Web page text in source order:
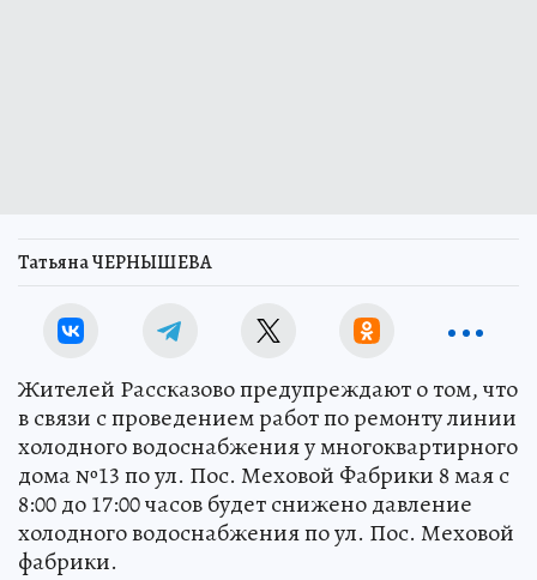
Татьяна ЧЕРНЫШЕВА
Жителей Рассказово предупреждают о том, что
в связи с проведением работ по ремонту линии
холодного водоснабжения у многоквартирного
дома №13 по ул. Пос. Меховой Фабрики 8 мая с
8:00 до 17:00 часов будет снижено давление
холодного водоснабжения по ул. Пос. Меховой
фабрики.